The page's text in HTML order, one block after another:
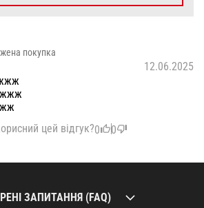
покупка
12.06.2025
цей відгук?0 0
ЗАПИТАННЯ (FAQ)